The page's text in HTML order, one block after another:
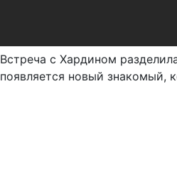
Встреча с Хардином
появляется новый знакомый,